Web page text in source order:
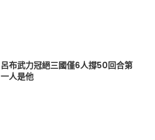
呂布武力冠絕三國僅6人撐50回合第
一人是他